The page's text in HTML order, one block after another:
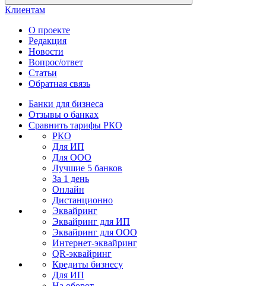
Клиентам
О проекте
Редакция
Новости
Вопрос/ответ
Статьи
Обратная связь
Банки для бизнеса
Отзывы о банках
Сравнить тарифы РКО
РКО
Для ИП
Для ООО
Лучшие 5 банков
За 1 день
Онлайн
Дистанционно
Эквайринг
Эквайринг для ИП
Эквайринг для ООО
Интернет-эквайринг
QR-эквайринг
Кредиты бизнесу
Для ИП